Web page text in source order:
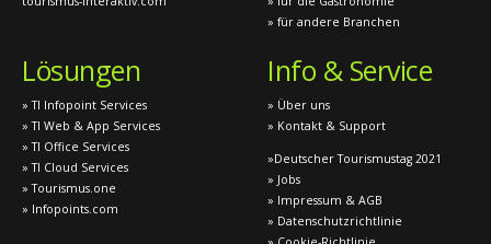
» für andere Branchen
Lösungen
» TI Infopoint Services
» TI Web & App Services
» TI Office Services
» TI Cloud Services
» Tourismus.one
» Infopoints.com
Info & Service
» Über uns
» Kontakt & Support
»Deutscher Tourismustag 2021
» Jobs
» Impressum & AGB
» Datenschutzrichtlinie